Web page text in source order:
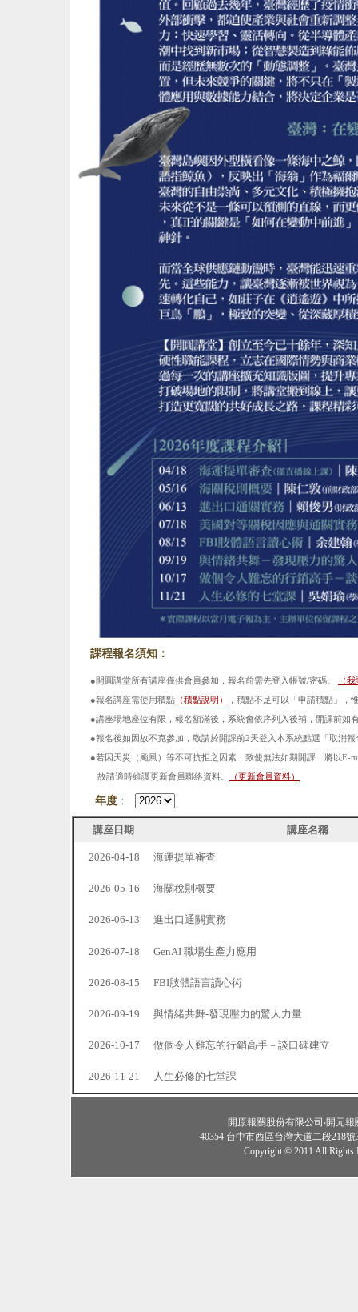
課程報名須知：
●開圓講堂所有講座僅供會員參加，報名前需先登入帳號/密碼。 （我
●報名講座需使用積點 （積點說明）
，積點不足可以「申請積點」，
●講座場地座位有限，報名額滿後，系統會依序列入後補，開課前如
●報名後如因故不克參加，敬請於開課前2天登入本系統點選「取消
●若因天災（颱風）等不可抗拒之因素，致使無法如期開課，將以E-
故請適時維護更新會員聯絡資料。
（更新會員資料）
年度 ：
講座日期 講座名稱
2026-04-18 海運提單審查
2026-05-16 海關稅則概要
2026-06-13 進出口通關實務
2026-07-18 GenAI 職場生產力應用
2026-08-15 FBI肢體語言讀心術
2026-09-19 與情緒共舞-發現壓力的驚人力量
2026-10-17 做個令人難忘的行銷高手－談口碑建立
2026-11-21 人生必修的七堂課
開原報關股份有限公司‧開元
40354 台中市西區台灣大道二段218
Copyright © 2011 All Rights